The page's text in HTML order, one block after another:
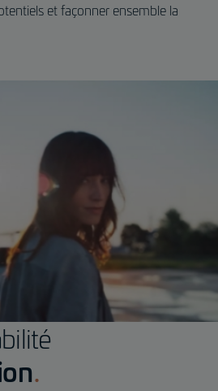
et façonner ensemble la